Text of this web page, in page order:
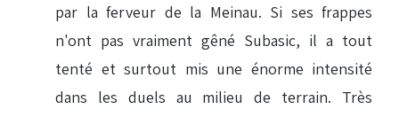
par la ferveur de la Meinau. Si ses frappes
n'ont pas vraiment gêné Subasic, il a tout
tenté et surtout mis une énorme intensité
dans les duels au milieu de terrain. Très